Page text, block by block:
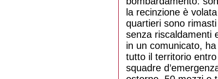
la recinzione è
quartieri sono
senza riscaldamenti
in un comunicato,
tutto il territorio
squadre